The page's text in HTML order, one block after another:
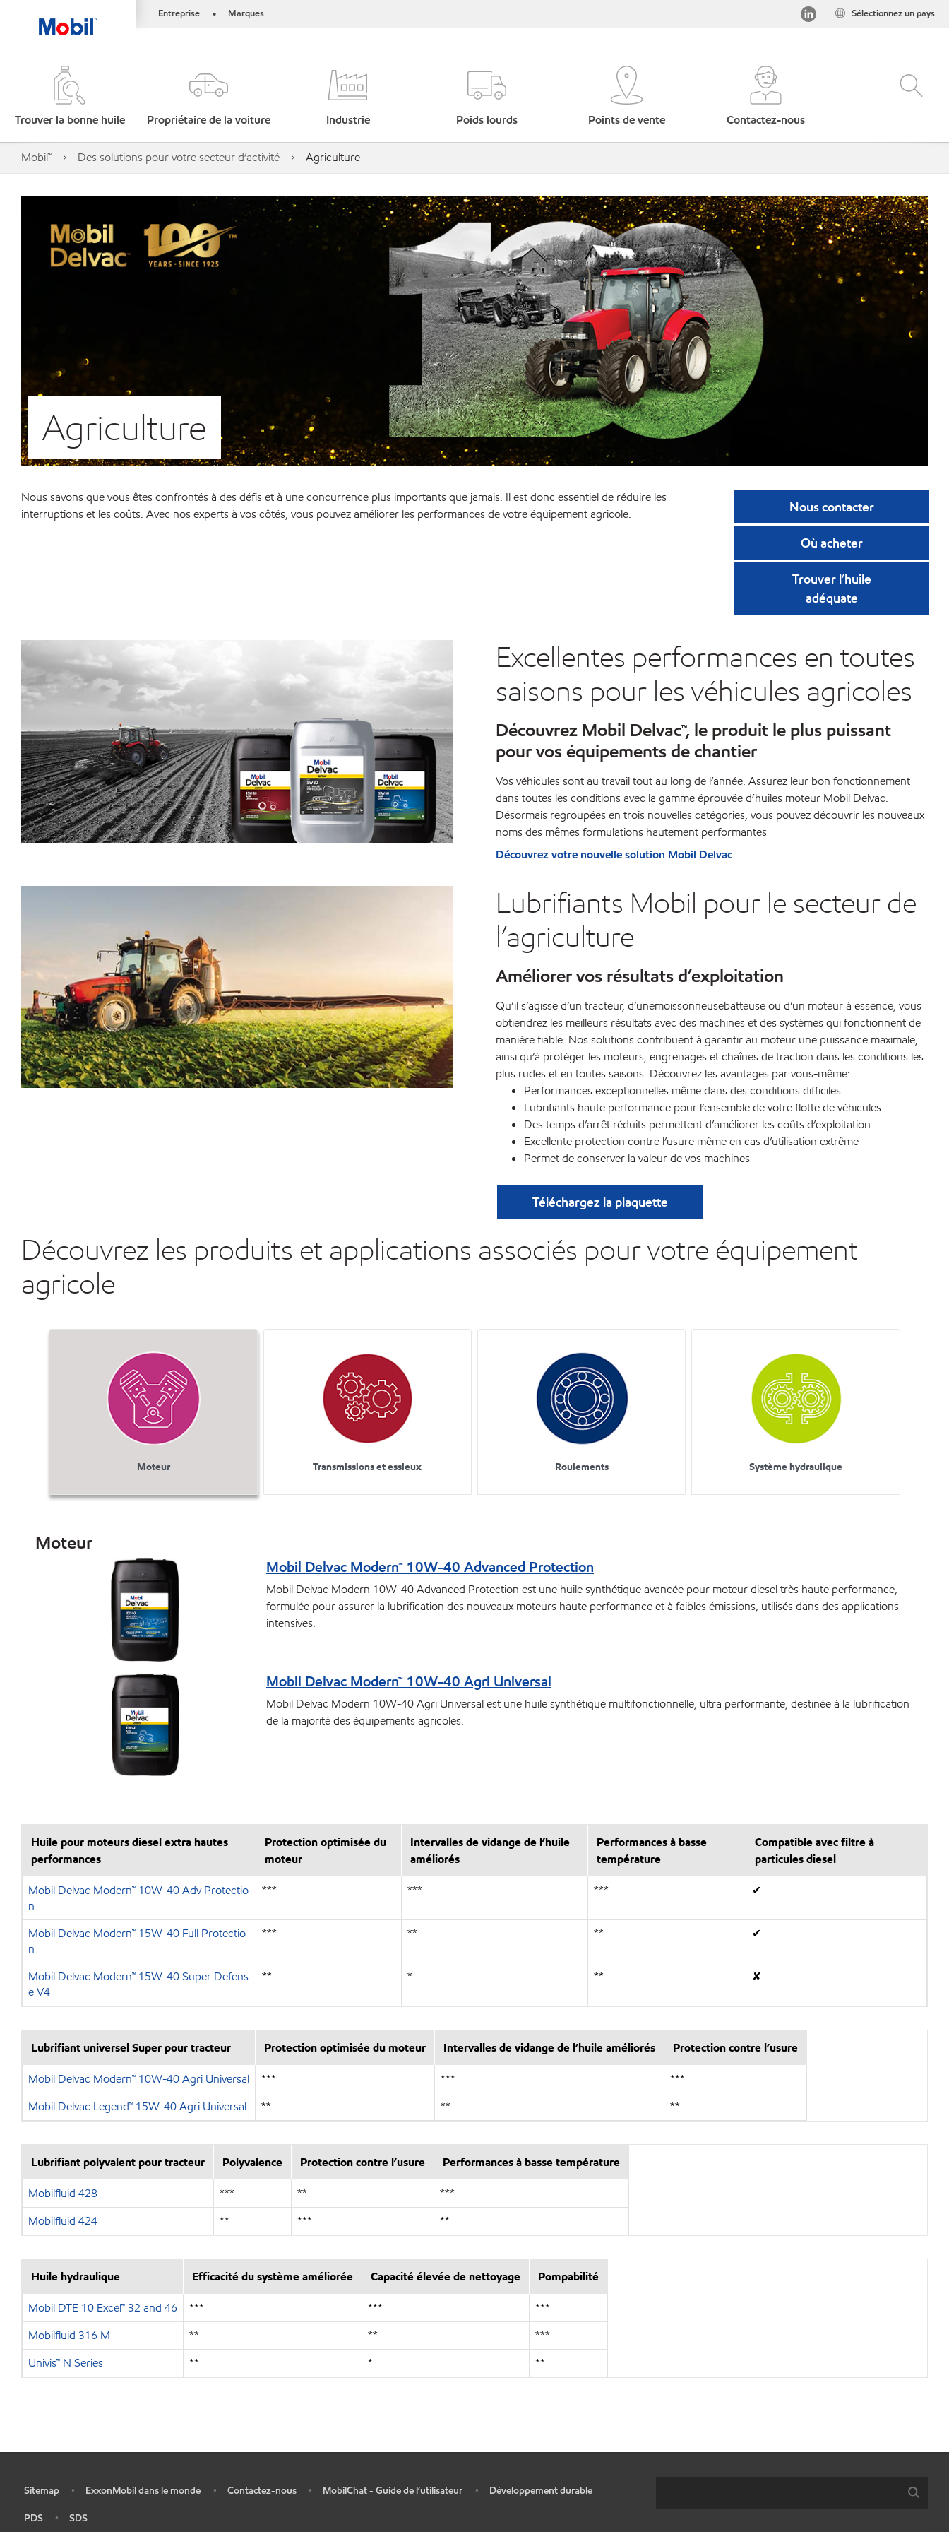
Entreprise • Marques Sélectionnez un pays
Trouver la bonne huile Propriétaire de la voiture Industrie Poids lourds Points de vente Contactez-nous
Mobil™ Des solutions pour votre secteur d’activité Agriculture
Agriculture
Nous savons que vous êtes confrontés à des défis et à une concurrence plus importants que jamais. Il est donc essentiel de réduire les
interruptions et les coûts. Avec nos experts à vos côtés, vous pouvez améliorer les performances de votre équipement agricole.
Nous contacter
Où acheter
Trouver l’huile
adéquate
Excellentes performances en toutes
saisons pour les véhicules agricoles
Découvrez Mobil Delvac™, le produit le plus puissant
pour vos équipements de chantier
Vos véhicules sont au travail tout au long de l’année. Assurez leur bon fonctionnement
dans toutes les conditions avec la gamme éprouvée d’huiles moteur Mobil Delvac.
Désormais regroupées en trois nouvelles catégories, vous pouvez découvrir les nouveaux
noms des mêmes formulations hautement performantes
Découvrez votre nouvelle solution Mobil Delvac
Lubrifiants Mobil pour le secteur de
l’agriculture
Améliorer vos résultats d’exploitation
Qu’il s’agisse d’un tracteur, d’unemoissonneusebatteuse ou d’un moteur à essence, vous
obtiendrez les meilleurs résultats avec des machines et des systèmes qui fonctionnent de
manière fiable. Nos solutions contribuent à garantir au moteur une puissance maximale,
ainsi qu’à protéger les moteurs, engrenages et chaînes de traction dans les conditions les
plus rudes et en toutes saisons. Découvrez les avantages par vous-même:
Performances exceptionnelles même dans des conditions difficiles
Lubrifiants haute performance pour l’ensemble de votre flotte de véhicules
Des temps d’arrêt réduits permettent d’améliorer les coûts d’exploitation
Excellente protection contre l’usure même en cas d’utilisation extrême
Permet de conserver la valeur de vos machines
Téléchargez la plaquette
Découvrez les produits et applications associés pour votre équipement
agricole
Moteur Transmissions et essieux Roulements Système hydraulique
Moteur
Mobil Delvac Modern™ 10W-40 Advanced Protection
Mobil Delvac Modern 10W-40 Advanced Protection est une huile synthétique avancée pour moteur diesel très haute performance,
formulée pour assurer la lubrification des nouveaux moteurs haute performance et à faibles émissions, utilisés dans des applications
intensives.
Mobil Delvac Modern™ 10W-40 Agri Universal
Mobil Delvac Modern 10W-40 Agri Universal est une huile synthétique multifonctionnelle, ultra performante, destinée à la lubrification
de la majorité des équipements agricoles.
Huile pour moteurs diesel extra hautes
performances
Protection optimisée du
moteur
Intervalles de vidange de l’huile
améliorés
Performances à basse
température
Compatible avec filtre à
particules diesel
Mobil Delvac Modern™ 10W-40 Adv Protectio
n
*** *** *** ✔
Mobil Delvac Modern™ 15W-40 Full Protectio
n
*** ** ** ✔
Mobil Delvac Modern™ 15W-40 Super Defens
e V4
** * ** ✘
Lubrifiant universel Super pour tracteur Protection optimisée du moteur Intervalles de vidange de l’huile améliorés Protection contre l’usure
Mobil Delvac Modern™ 10W-40 Agri Universal *** ***
***
Mobil Delvac Legend™ 15W-40 Agri Universal
** ** **
Lubrifiant polyvalent pour tracteur Polyvalence Protection contre l’usure Performances à basse température
Mobilfluid 428 *** **
***
Mobilfluid 424
** *** **
Huile hydraulique Efficacité du système améliorée Capacité élevée de nettoyage Pompabilité
Mobil DTE 10 Excel™ 32 and 46 *** ***
***
Mobilfluid 316 M
** **
***
Univis™ N Series
** * **
Sitemap • ExxonMobil dans le monde • Contactez-nous • MobilChat - Guide de l’utilisateur • Développement durable
PDS • SDS